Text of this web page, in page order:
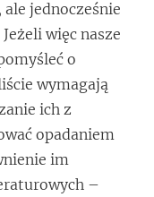
ale jednocześnie
więc nasze
o
wymagają
ich z
opadaniem
im
–